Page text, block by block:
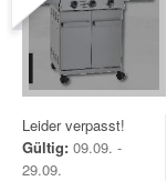
Leider verpasst!
Gültig: 09.09. -
29.09.